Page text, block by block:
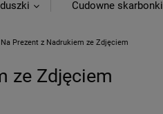
Cudowne skarbonki
Prezent z Nadrukiem ze Zdjęciem
ze Zdjęciem